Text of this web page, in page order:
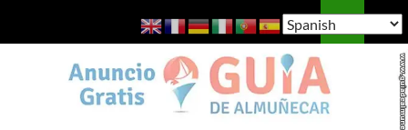
Guía de Almuñécar
MENÚ